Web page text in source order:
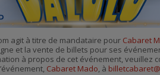
agit à titre de mandataire pour Cabaret
et la vente de billets pour ses
à propos de cet événement, veuillez
Cabaret Mado, à